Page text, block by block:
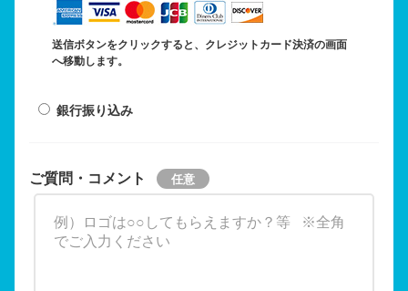
送信ボタンをクリックすると、クレジットカード決済の画面
へ移動します。
銀行振り込み
ご質問・コメント